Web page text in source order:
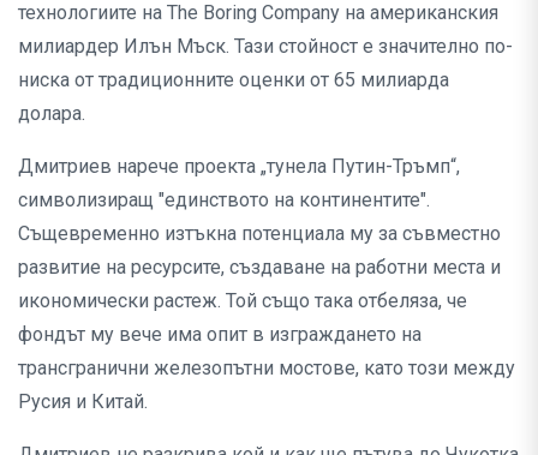
технологиите на The Boring Company на американския
милиардер Илън Мъск. Тази стойност е значително по-
ниска от традиционните оценки от 65 милиарда
долара.
Дмитриев нарече проекта „тунела Путин-Тръмп“,
символизиращ "единството на континентите".
Същевременно изтъкна потенциала му за съвместно
развитие на ресурсите, създаване на работни места и
икономически растеж. Той също така отбеляза, че
фондът му вече има опит в изграждането на
трансгранични железопътни мостове, като този между
Русия и Китай.